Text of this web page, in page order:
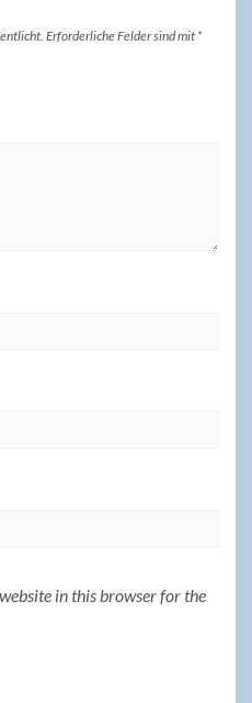
Erforderliche Felder sind mit *
in this browser for the